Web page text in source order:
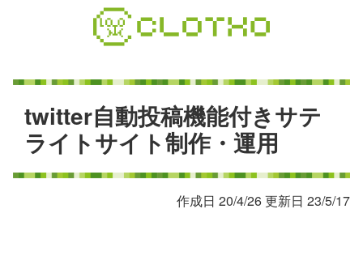
twitter自動投稿機能付きサテ
ライ トサイ ト制作・ 運用
作成日 20/4/26 更新日 23/5/17